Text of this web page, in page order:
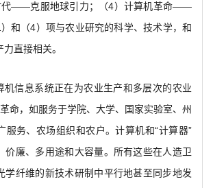
代——克服地球引力；（4）计算机革命——
和（4）项与农业研究的科学、技术学，和
直接相关。
机信息系统正在为农业生产和多层次的农业
命，如服务于学院、大学、国家实验室、州
服务、农场组织和农户。计算机和“计算器”
价廉、多用途和大容量。所有这些在人造卫
学纤维的新技术研制中平行地甚至同步地发